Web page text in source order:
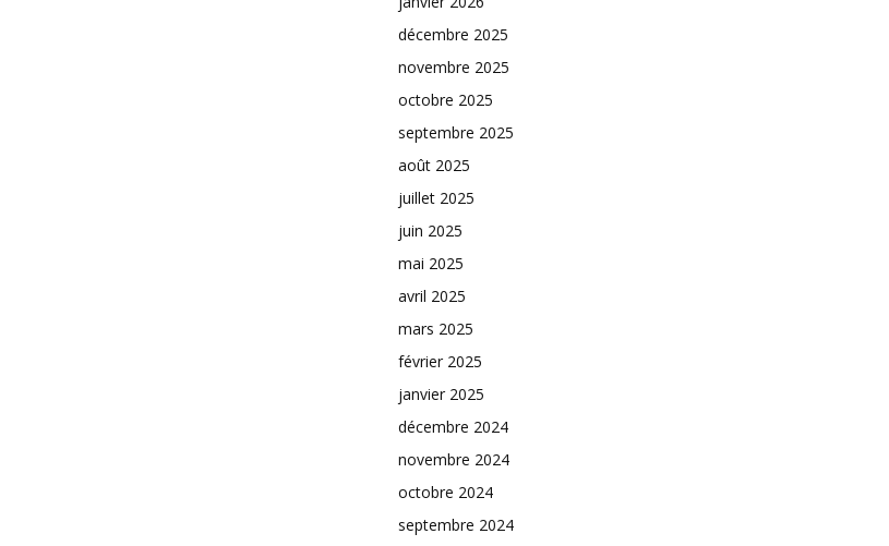
décembre 2025
novembre 2025
octobre 2025
septembre 2025
août 2025
juillet 2025
juin 2025
mai 2025
avril 2025
mars 2025
février 2025
janvier 2025
décembre 2024
novembre 2024
octobre 2024
septembre 2024